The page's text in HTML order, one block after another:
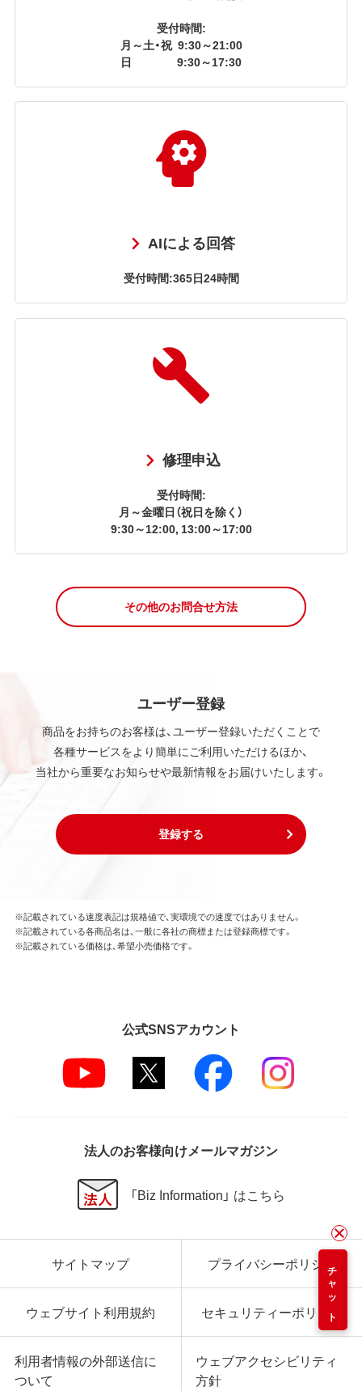
受付時間:
月～土・祝 9:30～21:00
日
9:30～17:30
AIによる回答
受付時間:365日24時間
修理申込
受付時間:
月～金曜日（祝日を除く）
9:30～12:00, 13:00～17:00
その他のお問合せ方法
ユーザー登録
商品をお持ちのお客様は、ユーザー登録いただくことで
各種サービスをより簡単にご利用いただけるほか、
当社から重要なお知らせや最新情報をお届けいたします。
登録する
チャット
※記載されている速度表記は規格値で、実環境での速度ではありません。
※記載されている各商品名は、一般に各社の商標または登録商標です。
※記載されている価格は、希望小売価格です。
公式SNSアカウント
法人のお客様向けメールマガジン
「Biz Information」 はこちら
サイトマップ プライバシーポリシー
ウェブサイト利用規約 セキュリティーポリシー
利用者情報の外部送信に
ついて
ウェブアクセシビリティ
方針